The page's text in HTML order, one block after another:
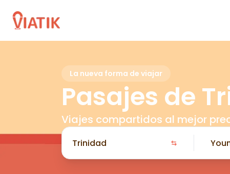
La nueva forma de viajar
Pasajes de
Viajes compartidos al mejor